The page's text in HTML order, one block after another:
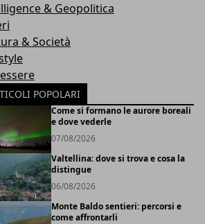
& Geopolitica
& Società
POPOLARI
Come si formano le aurore boreali
e dove vederle
07/08/2026
Valtellina: dove si trova e cosa la
distingue
06/08/2026
Monte Baldo sentieri: percorsi e
come affrontarli